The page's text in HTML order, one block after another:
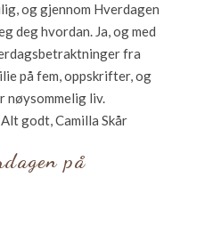
og gjennom Hverdagen
deg hvordan. Ja, og med
fra
på fem, oppskrifter, og
nøysommelig liv.
godt, Camilla Skår
på